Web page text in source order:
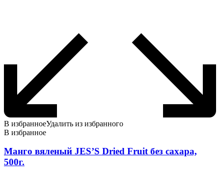
В избранноеУдалить из избранного
В избранное
Манго вяленый JES’S Dried Fruit без сахара,
500г.